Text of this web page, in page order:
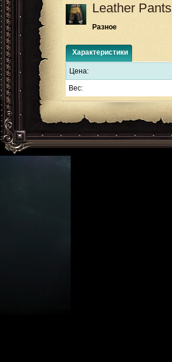
Leather Pants
Разное
Характеристики
Цена:
Вес: